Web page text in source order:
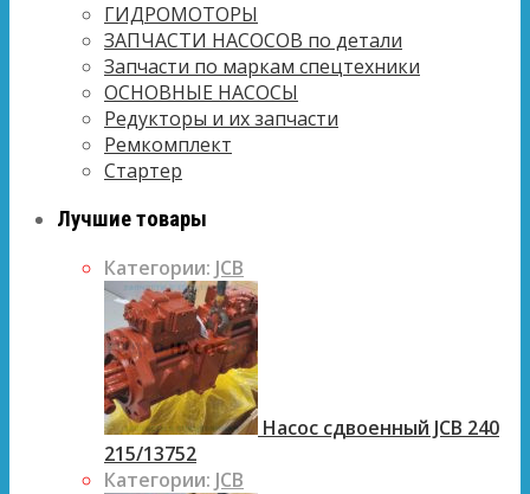
ГИДРОМОТОРЫ
ЗАПЧАСТИ НАСОСОВ по детали
Запчасти по маркам спецтехники
ОСНОВНЫЕ НАСОСЫ
Редукторы и их запчасти
Ремкомплект
Стартер
Лучшие товары
Категории: JCB
Насос сдвоенный JCB 240
215/13752
Категории: JCB